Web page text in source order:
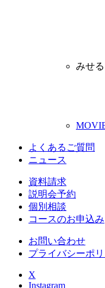
みせる
よくあるご質問
ニュース
資料請求
説明会予約
個別相談
コースのお申込み
お問い合わせ
プライバシーポ
X
Instagram